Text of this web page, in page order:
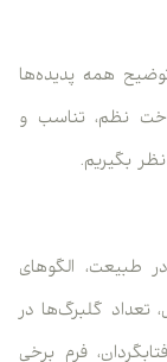
همه پدیده‌ها
نظم، تناسب و
بگیریم.
طبیعت، الگوهای
تعداد گلبرگ‌ها در
فرم برخی